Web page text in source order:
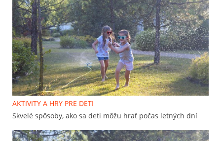
AKTIVITY A HRY PRE DETI
Skvelé spôsoby, ako sa deti môžu hrať počas letných dní